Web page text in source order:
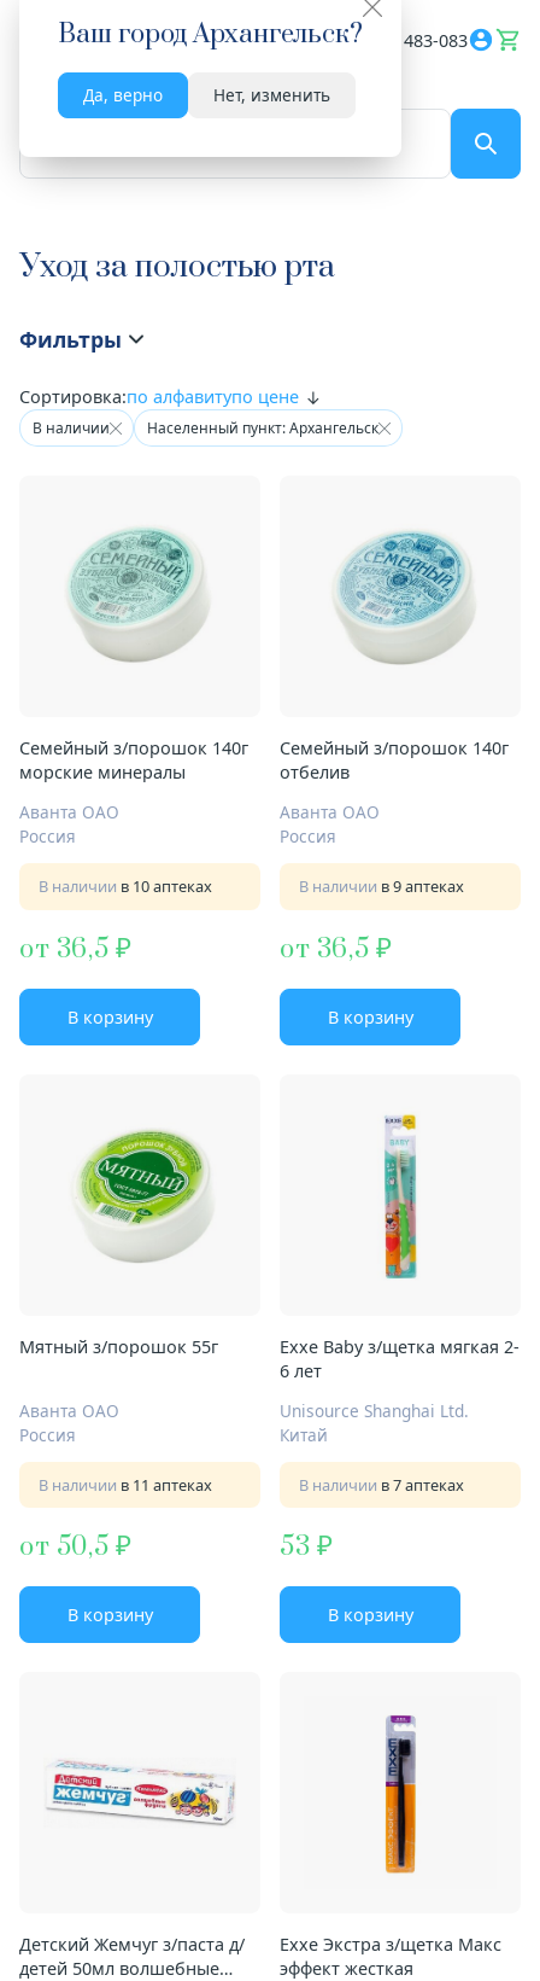
Ваш городАрхангельск?
Да, верно Нет, изменить
Весь сайт 8182 483-083
Уход за полостью рта
Фильтры
Сортировка:по алфавитупо цене
В наличии Населенный пункт: Архангельск
Семейный з/порошок 140г
морские минералы
Аванта ОАО
Россия
В наличии в 10 аптеках
от 36,5
В корзину
Семейный з/порошок 140г
отбелив
Аванта ОАО
Россия
В наличии в 9 аптеках
от 36,5
В корзину
Мятный з/порошок 55г
Аванта ОАО
Россия
В наличии в 11 аптеках
от 50,5
В корзину
Exxe Baby з/щетка мягкая 2-
6 лет
Unisource Shanghai Ltd.
Китай
В наличии в 7 аптеках
53
В корзину
Детский Жемчуг з/паста д/
детей 50мл волшебные
Exxe Экстра з/щетка Макс
эффект жесткая